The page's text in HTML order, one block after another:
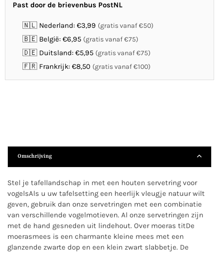
Past door de brievenbus PostNL
🇳🇱 Nederland: €3,99 (gratis vanaf €50)
🇧🇪 België: €6,95 (gratis vanaf €75)
🇩🇪 Duitsland: €5,95 (gratis vanaf €75)
🇫🇷 Frankrijk: €8,50 (gratis vanaf €100)
Omschrijving
Stel je tafellandschap in met een houten servetring voor
vogelsAls u uw tafelsetting een heerlijk vleugje natuur wilt
geven, gebruik dan onze servetringen met een combinatie
van verschillende vogelmotieven. Al onze servetringen zijn
met de hand gesneden uit lindehout. Over moeras titDe
moerasmees is een charmante kleine mees met een
glanzende zwarte dop en een klein zwart slabbetje. De